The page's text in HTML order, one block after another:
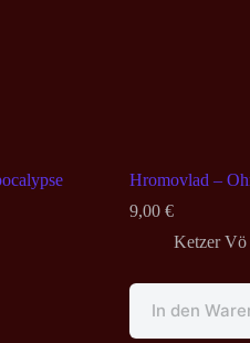
Hromovlad –
9,00 €
Ketzer Vö
In den